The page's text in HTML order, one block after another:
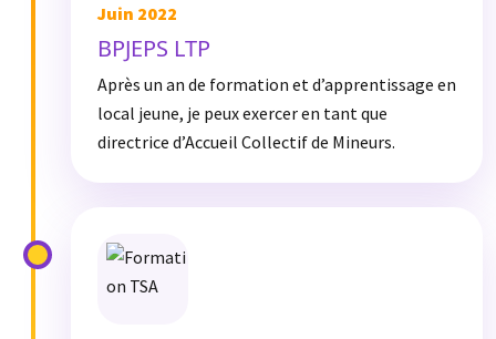
Juin 2022
BPJEPS LTP
Après un an de formation et d’apprentissage en
local jeune, je peux exercer en tant que
directrice d’Accueil Collectif de Mineurs.